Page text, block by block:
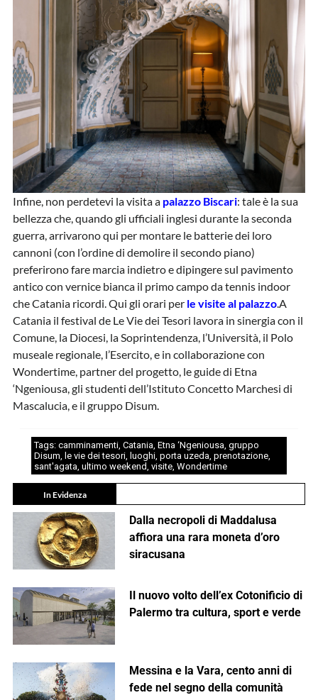
Infine, non perdetevi la visita a palazzo Biscari: tale è la sua
bellezza che, quando gli ufficiali inglesi durante la seconda
guerra, arrivarono qui per montare le batterie dei loro
cannoni (con l’ordine di demolire il secondo piano)
preferirono fare marcia indietro e dipingere sul pavimento
antico con vernice bianca il primo campo da tennis indoor
che Catania ricordi. Qui gli orari perle visite al palazzo.A
Catania il festival de Le Vie dei Tesori lavora in sinergia con il
Comune, la Diocesi, la Soprintendenza, l’Università, il Polo
museale regionale, l’Esercito, e in collaborazione con
Wondertime, partner del progetto, le guide di Etna
‘Ngeniousa, gli studenti dell’Istituto Concetto Marchesi di
Mascalucia, e il gruppo Disum.
Tags: camminamenti, Catania, Etna ‘Ngeniousa, gruppo
Disum, le vie dei tesori, luoghi, porta uzeda, prenotazione,
sant'agata, ultimo weekend, visite, Wondertime
In Evidenza
Dalla necropoli di Maddalusa
affiora una rara moneta d’oro
siracusana
Il nuovo volto dell’ex Cotonificio di
Palermo tra cultura, sport e verde
Messina e la Vara, cento anni di
fede nel segno della comunità